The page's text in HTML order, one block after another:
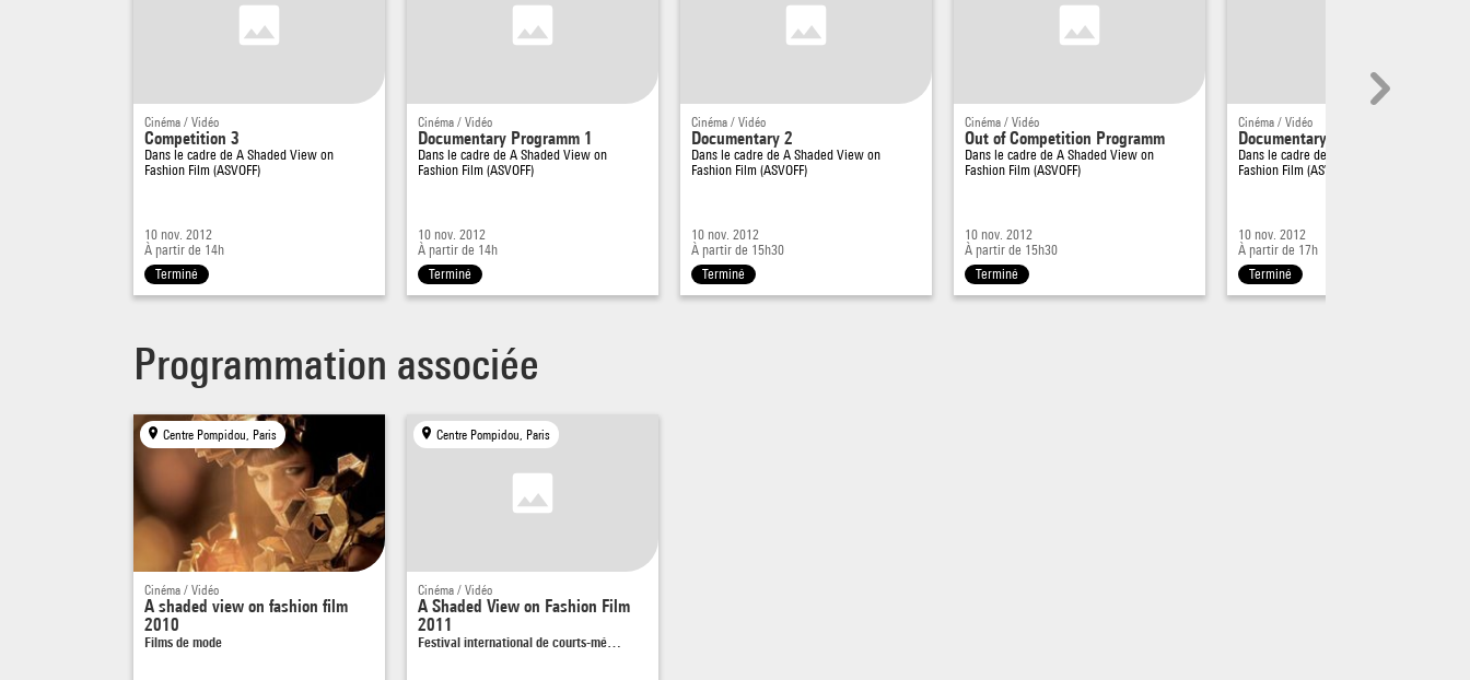
Cinéma / Vidéo
Competition 3
Dans le cadre de A Shaded View on
Fashion Film (ASVOFF)
10 nov. 2012
À partir de 14h
Terminé
Cinéma / Vidéo
Documentary Programm 1
Dans le cadre de A Shaded View on
Fashion Film (ASVOFF)
10 nov. 2012
À partir de 14h
Terminé
Cinéma / Vidéo
Documentary 2
Dans le cadre de A Shaded View on
Fashion Film (ASVOFF)
10 nov. 2012
À partir de 15h30
Terminé
Cinéma / Vidéo
Out of Competition Programm
Dans le cadre de A Shaded View on
Fashion Film (ASVOFF)
10 nov. 2012
À partir de 15h30
Terminé
Cinéma / Vidéo
Documentary 3
Dans le cadre de
Fashion Film (ASVOFF)
10 nov. 2012
À partir de 17h
Terminé
Programmation associée
Centre Pompidou, Paris
Cinéma / Vidéo
A shaded view on fashion film
2010
Films de mode
Centre Pompidou, Paris
Cinéma / Vidéo
A Shaded View on Fashion Film
2011
Festival international de courts-mé…